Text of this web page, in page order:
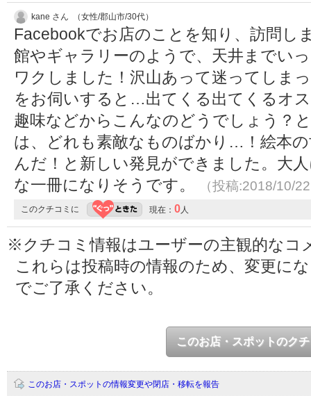
kane さん （女性/郡山市/30代）
Facebookでお店のことを知り、訪問し
館やギャラリーのようで、天井までい
ワクしました！沢山あって迷ってしま
をお伺いすると…出てくる出てくるオ
趣味などからこんなのどうでしょう？
は、どれも素敵なものばかり…！絵本
んだ！と新しい発見ができました。大
な一冊になりそうです。
（投稿:2018/10/
このクチコミに 現在： 0 人
※クチコミ情報はユーザーの主観的なコ
これらは投稿時の情報のため、変更に
でご了承ください。
このお店・スポットのク
このお店・スポットの情報変更や閉店・移転を報告